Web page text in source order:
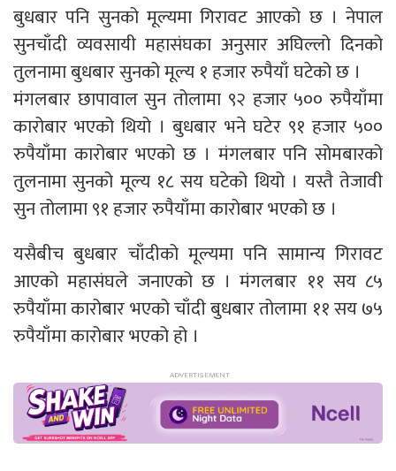
बुधबार पनि सुनको मूल्यमा गिरावट आएको छ । नेपाल
सुनचाँदी व्यवसायी महासंघका अनुसार अघिल्लो दिनको
तुलनामा बुधबार सुनको मूल्य १ हजार रुपैयाँ घटेको छ ।
मंगलबार छापावाल सुन तोलामा ९२ हजार ५०० रुपैयाँमा
कारोबार भएको थियो । बुधबार भने घटेर ९१ हजार ५००
रुपैयाँमा कारोबार भएको छ । मंगलबार पनि सोमबारको
तुलनामा सुनको मूल्य १८ सय घटेको थियो । यस्तै तेजावी
सुन तोलामा ९१ हजार रुपैयाँमा कारोबार भएको छ ।
यसैबीच बुधबार चाँदीको मूल्यमा पनि सामान्य गिरावट
आएको महासंघले जनाएको छ । मंगलबार ११ सय ८५
रुपैयाँमा कारोबार भएको चाँदी बुधबार तोलामा ११ सय ७५
रुपैयाँमा कारोबार भएको हो ।